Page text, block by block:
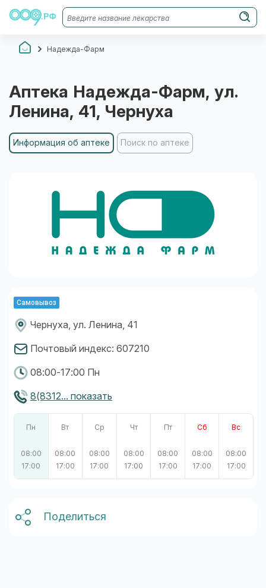
Надежда-Фарм
Аптека Надежда-Фарм, ул.
Ленина, 41, Чернуха
Информация об аптеке Поиск по аптеке
Самовывоз
Чернуха, ул. Ленина, 41
Почтовый индекс: 607210
08:00-17:00 Пн
8(8312... показать
Пн
08:00
17:00
Вт
08:00
17:00
Ср
08:00
17:00
Чт
08:00
17:00
Пт
08:00
17:00
Сб
08:00
17:00
Вс
08:00
17:00
Поделиться